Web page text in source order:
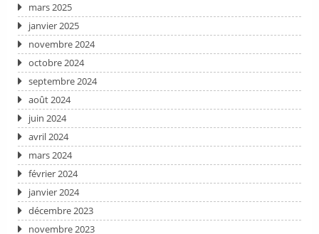
mars 2025
janvier 2025
novembre 2024
octobre 2024
septembre 2024
août 2024
juin 2024
avril 2024
mars 2024
février 2024
janvier 2024
décembre 2023
novembre 2023